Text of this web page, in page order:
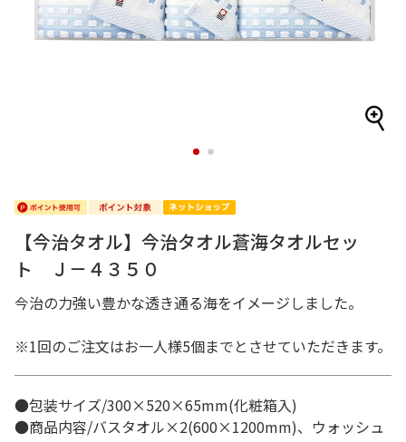
1 2
【今治タオル】今治タオル蒼海タオルセッ
ト Ｊ－４３５０
今治の力強い豊かな透き通る海をイメージしました。
※1回のご注文はお一人様5個までとさせていただきます。
●包装サイズ/300×520×65mm(化粧箱入)
●商品内容/バスタオル×2(600×1200mm)、ウォッシュ